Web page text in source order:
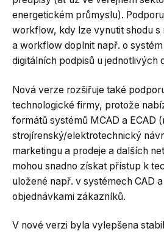
energetickém průmyslu).
workflow, kdy lze vynutit shodu s
a workflow doplnit např. o
digitálních podpisů u jednotlivých
Nová verze rozšiřuje také
technologické firmy, protože
formátů systémů MCAD a ECAD
strojírenský/elektrotechnický
marketingu a prodeje a dalších
mohou snadno získat přístup k
uložené např. v systémech CAD
objednávkami zákazníků.
V nové verzi byla vylepšena